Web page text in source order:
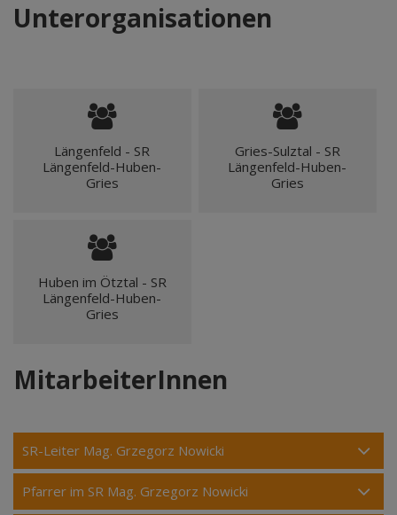
Unterorganisationen
Längenfeld - SR
Längenfeld-Huben-
Gries
Gries-Sulztal - SR
Längenfeld-Huben-
Gries
Huben im Ötztal - SR
Längenfeld-Huben-
Gries
MitarbeiterInnen
SR-Leiter Mag. Grzegorz Nowicki
Pfarrer im SR Mag. Grzegorz Nowicki